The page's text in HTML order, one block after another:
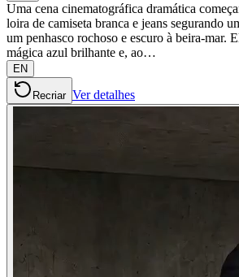
Uma cena cinematográfica dramática
loira de camiseta branca e jeans segurando
um penhasco rochoso e escuro à beira-mar.
mágica azul brilhante e, ao…
EN
Recriar Ver detalhes